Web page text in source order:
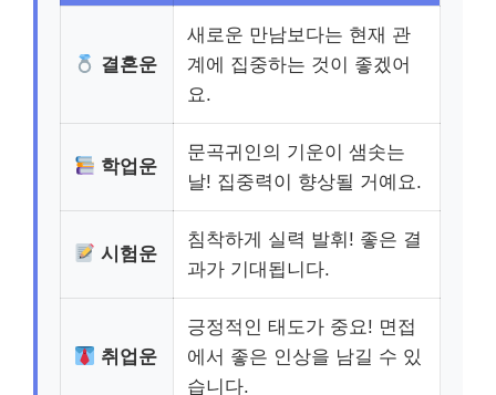
결혼운
새로운 만남보다는 현재 관
계에 집중하는 것이 좋겠어
요.
학업운
문곡귀인의 기운이 샘솟는
날! 집중력이 향상될 거예요.
시험운
침착하게 실력 발휘! 좋은 결
과가 기대됩니다.
취업운
긍정적인 태도가 중요! 면접
에서 좋은 인상을 남길 수 있
습니다.